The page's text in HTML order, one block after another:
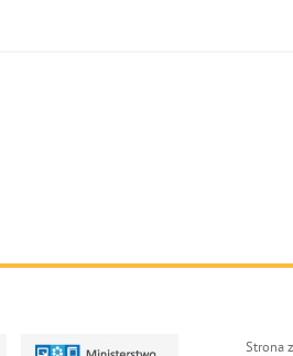
Strona